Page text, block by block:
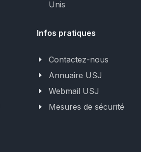
Unis
Infos pratiques
Contactez-nous
Annuaire USJ
Webmail USJ
Mesures de sécurité